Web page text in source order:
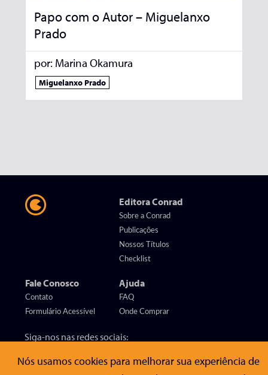
Papo com o Autor – Miguelanxo
Prado
por: Marina Okamura
Miguelanxo Prado
Editora Conrad
Sobre a Conrad
Publicações
Nossos Títulos
Checklist
Fale Conosco
Contato
Formulário Acessível
Ajuda
FAQ
Onde Comprar
Siga-nos nas redes sociais:
Nós usamos cookies para melhorar sua experiência de